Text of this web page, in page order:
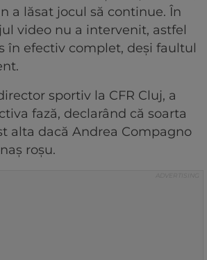
a lăsat jocul să continue. În
video nu a intervenit, astfel
în efectiv complet, deși faultul
sportiv la CFR Cluj, a
fază, declarând că soarta
alta dacă Andrea Compagno
roșu.